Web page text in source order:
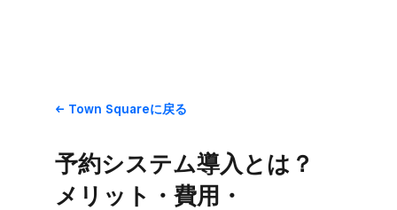
Town Squareに​戻る
予約システム導入とは？​
メリット・費用・​